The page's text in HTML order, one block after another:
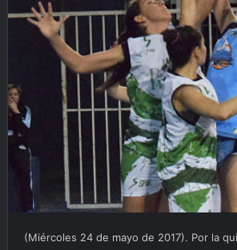
(Miércoles 24 de mayo de 2017). Por la